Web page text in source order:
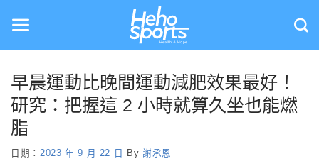
content
早晨運動比晚間運動減肥效果最好！
研究：把握這 2 小時就算久坐也能燃
脂
日期： 2023 年 9 月 22 日 By 謝承恩